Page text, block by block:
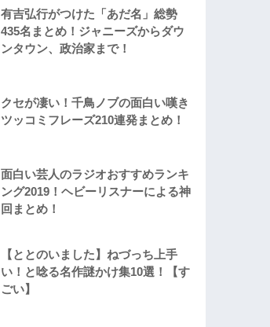
有吉弘行がつけた「あだ名」総勢
435名まとめ！ジャニーズからダウ
ンタウン、政治家まで！
クセが凄い！千鳥ノブの面白い嘆き
ツッコミフレーズ210連発まとめ！
面白い芸人のラジオおすすめランキ
ング2019！ヘビーリスナーによる神
回まとめ！
【ととのいました】ねづっち上手
い！と唸る名作謎かけ集10選！【す
ごい】